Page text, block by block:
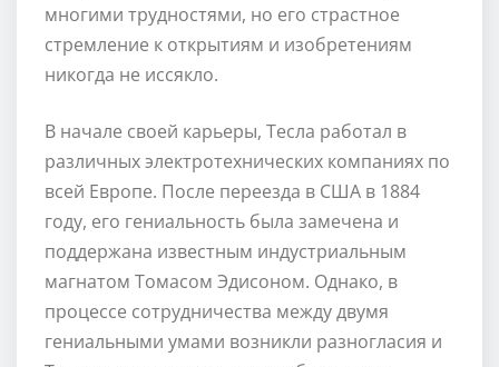
многими трудностями, но его страстное
стремление к открытиям и изобретениям
никогда не иссякло.
В начале своей карьеры, Тесла работал в
различных электротехнических компаниях по
всей Европе. После переезда в США в 1884
году, его гениальность была замечена и
поддержана известным индустриальным
магнатом Томасом Эдисоном. Однако, в
процессе сотрудничества между двумя
гениальными умами возникли разногласия и